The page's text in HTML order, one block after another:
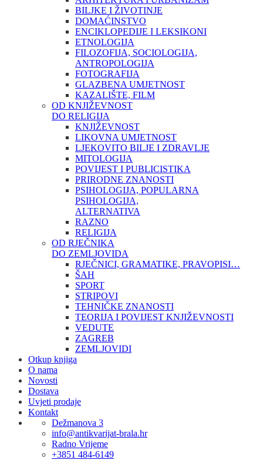
BILJKE I ŽIVOTINJE
DOMAĆINSTVO
ENCIKLOPEDIJE I LEKSIKONI
ETNOLOGIJA
FILOZOFIJA, SOCIOLOGIJA,
ANTROPOLOGIJA
FOTOGRAFIJA
GLAZBENA UMJETNOST
KAZALIŠTE, FILM
OD KNJIŽEVNOST
DO RELIGIJA
KNJIŽEVNOST
LIKOVNA UMJETNOST
LJEKOVITO BILJE I ZDRAVLJE
MITOLOGIJA
POVIJEST I PUBLICISTIKA
PRIRODNE ZNANOSTI
PSIHOLOGIJA, POPULARNA
PSIHOLOGIJA,
ALTERNATIVA
RAZNO
RELIGIJA
OD RJEČNIKA
DO ZEMLJOVIDA
RJEČNICI, GRAMATIKE, PRAVOPISI…
ŠAH
SPORT
STRIPOVI
TEHNIČKE ZNANOSTI
TEORIJA I POVIJEST KNJIŽEVNOSTI
VEDUTE
ZAGREB
ZEMLJOVIDI
Otkup knjiga
O nama
Novosti
Dostava
Uvjeti prodaje
Kontakt
Dežmanova 3
info@antikvarijat-brala.hr
Radno Vrijeme
+3851 484-6149